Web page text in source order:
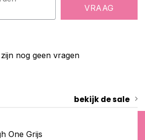
VRAAG
nog geen vragen
bekijk de sale
One Grijs